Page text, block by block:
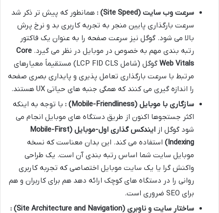
سرعت وب سایت (Site Speed)
: همانطور که پیش تر ذکر شد
سرعت بارگذاری پایین منجر به تجربه کاربری بد و نرخ پرش
بالا می شود. گوگل نیز سرعت صفحه را به عنوان یک فاکتور
رتبه بندی مهم به خصوص در موبایل در نظر می گیرد. Core
Web Vitals
گوگل (شامل LCP FID CLS) مستقیماً معیارهای
مرتبط با سرعت بارگذاری تعامل پذیری و پایداری بصری صفحه
را اندازه گیری می کنند که همگی جنبه های حیاتی UX هستند.
سازگاری با موبایل (Mobile-Friendliness)
: با توجه به اینکه
اکثر جستجوها اکنون از طریق دستگاه های موبایل انجام می
شود گوگل از ایندکس گذاری اول-موبایل (Mobile-First
Indexing) استفاده می کند. این بدان معناست که نسخه
موبایل سایت شما اساس رتبه بندی آن است. یک طراحی
واکنش گرا یا یک سایت موبایل اختصاصی که تجربه کاربری
روانی را در دستگاه های کوچک ارائه دهد هم برای کاربران و هم
برای SEO ضروری است.
ساختار سایت و ناوبری (Site Architecture and Navigation)
: